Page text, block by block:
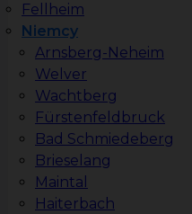
Fellheim
Niemcy
Arnsberg-Neheim
Welver
Wachtberg
Fürstenfeldbruck
Bad Schmiedeberg
Brieselang
Maintal
Haiterbach